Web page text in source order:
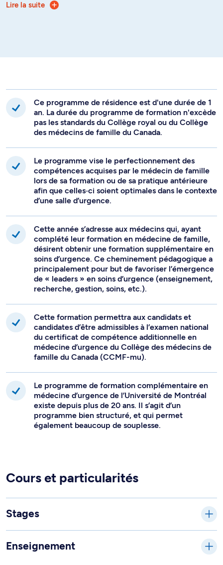
Le ou la médecin de famille est une clinicienne ou
La médecine de famille est communautaire
En plus de la formation en médecine de famille, la Faculté
de médecine de l’Université de Montréal offre une
formation complémentaire d’un an en soins d’urgence. Il
est convenu que l’apprenante ou apprenant débutant le
les compétences requises à l’obtention de sa certification
de médecin de famille.
Le ou la médecin de famille ayant complété le programme
compétences avancées en médecine d’urgence sera
elle utilisera dans ses enseignements et dans les soins qu’il
prodiguera aux patients de sa communauté, les
compétences avancées en médecine d’urgence qu’il aura
acquises tout en gardant son identité de médecin de
Lire la suite
Ce programme de résidence est d'une durée de 1
an. La durée du programme de formation n'excède
pas les standards du Collège royal ou du Collège
des médecins de famille du Canada.
Le programme vise le perfectionnement des
compétences acquises par le médecin de famille
lors de sa formation ou de sa pratique antérieure
afin que celles‐ci soient optimales dans le contexte
d’une salle d’urgence.
Cette année s’adresse aux médecins qui, ayant
complété leur formation en médecine de famille,
désirent obtenir une formation supplémentaire en
soins d’urgence. Ce cheminement pédagogique a
principalement pour but de favoriser l’émergence
de « leaders » en soins d’urgence (enseignement,
recherche, gestion, soins, etc.).
Cette formation permettra aux candidats et
candidates d’être admissibles à l’examen national
du certificat de compétence additionnelle en
médecine d’urgence du Collège des médecins de
famille du Canada (CCMF-mu).
Le programme de formation complémentaire en
médecine d’urgence de l’Université de Montréal
existe depuis plus de 20 ans. Il s’agit d’un
programme bien structuré, et qui permet
également beaucoup de souplesse.
Cours et particularités
Stages
Enseignement